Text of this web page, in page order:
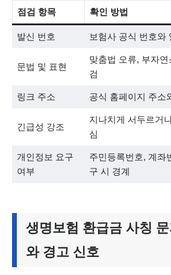
점검 항목 확인 방법
발신 번호 보험사 공식 번호와
문법 및 표현
맞춤법 오류, 부자
검
링크 주소 공식 홈페이지 주소
긴급성 강조
지나치게 서두르거
심
개인정보 요구
여부
주민등록번호, 계좌
구 시 경계
생명보험 환급금 사칭 문
와 경고 신호